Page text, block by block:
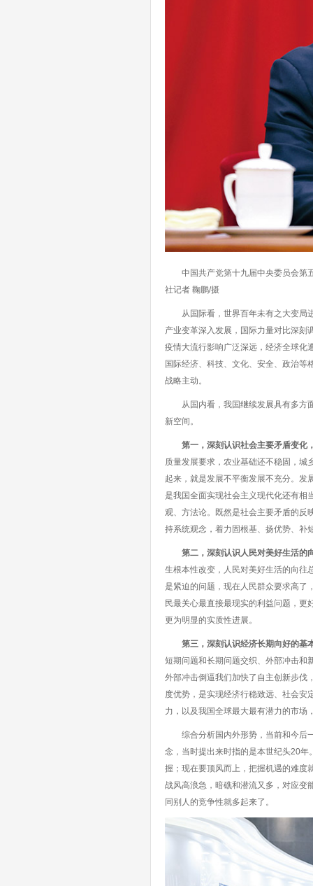
中国共产党第十九届中央委员会第五
社记者 鞠鹏/摄
从国际看，世界百年未有之大变局进
产业变革深入发展，国际力量对比深刻
疫情大流行影响广泛深远，经济全球化
国际经济、科技、文化、安全、政治等
战略主动。
从国内看，我国继续发展具有多方面
新空间。
第一，深刻认识社会主要矛盾变化
质量发展要求，农业基础还不稳固，城
起来，就是发展不平衡发展不充分。发
是我国全面实现社会主义现代化还有相
观、方法论。既然是社会主要矛盾的反
持系统观念，着力固根基、扬优势、补
第二，深刻认识人民对美好生活的
生根本性改变，人民对美好生活的向往
是紧迫的问题，现在人民群众要求高了
民最关心最直接最现实的利益问题，更
更为明显的实质性进展。
第三，深刻认识经济长期向好的基
短期问题和长期问题交织、外部冲击和
外部冲击倒逼我们加快了自主创新步伐
度优势，是实现经济行稳致远、社会安
力，以及我国全球最大最有潜力的市场
综合分析国内外形势，当前和今后一
念，当时提出来时指的是本世纪头20
握；现在要顶风而上，把握机遇的难度
战风高浪急，暗礁和潜流又多，对应变
同别人的竞争性就多起来了。